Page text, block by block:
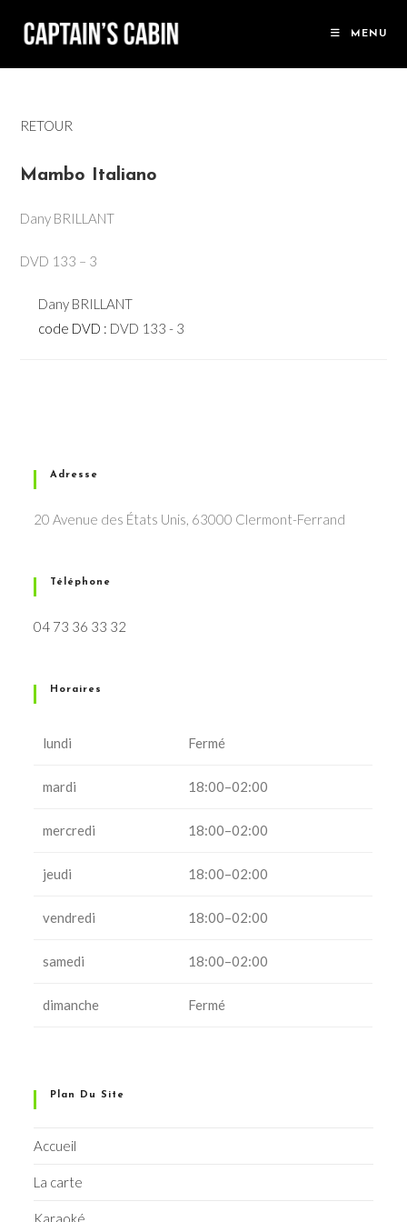
MENU
RETOUR
Mambo Italiano
Dany BRILLANT
DVD 133 – 3
Dany BRILLANT
code DVD : DVD 133 - 3
Adresse
20 Avenue des États Unis, 63000 Clermont-Ferrand
Téléphone
04 73 36 33 32
Horaires
lundi Fermé
mardi 18:00–02:00
mercredi 18:00–02:00
jeudi 18:00–02:00
vendredi 18:00–02:00
samedi 18:00–02:00
dimanche Fermé
Plan Du Site
Accueil
La carte
Karaoké